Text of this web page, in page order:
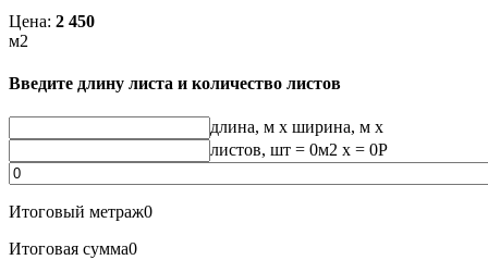
Цена: 2 450
м2
Введите длину листа и количество листов
длина, м x ширина, м x
листов, шт = 0м2 x = 0Р
Итоговый метраж0
Итоговая сумма0